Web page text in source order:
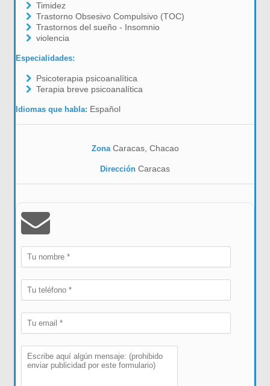
Timidez
Trastorno Obsesivo Compulsivo (TOC)
Trastornos del sueño - Insomnio
violencia
Especialidades:
Psicoterapia psicoanalítica
Terapia breve psicoanalítica
Idiomas que habla: Español
Zona Caracas, Chacao
Dirección Caracas